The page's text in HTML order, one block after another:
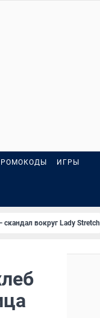
ИГРЫ
скандал вокруг Lady Stretch